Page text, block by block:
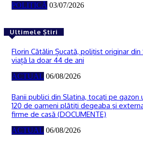
POLITICĂ 03/07/2026
Ultimele Știri
Florin Cătălin Șucată, poliţist originar
viață la doar 44 de ani
ACTUAL 06/08/2026
Banii publici din Slatina, tocaţi pe gazon
120 de oameni plătiţi degeaba şi
firme de casă (DOCUMENTE)
ACTUAL 06/08/2026